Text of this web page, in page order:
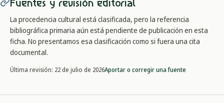
Fuentes y revisión editorial
La procedencia cultural está clasificada, pero la referencia
bibliográfica primaria aún está pendiente de publicación en esta
ficha. No presentamos esa clasificación como si fuera una cita
documental.
Última revisión: 22 de julio de 2026Aportar o corregir una fuente